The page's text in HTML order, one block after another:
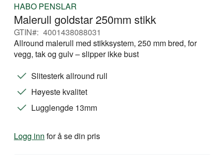
begynnelsen
bildegalleri
HABO PENSLAR
Malerull goldstar 250mm stikk
GTIN
4001438088031
Allround malerull med stikksystem, 250 mm bred, for
vegg, tak og gulv – slipper ikke bust
Slitesterk allround rull
Høyeste kvalitet
Lugglengde 13mm
Logg inn for å se din pris